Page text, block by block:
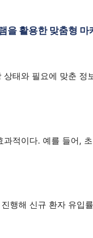
을 활용한 맞춤형 마
태와 필요에 맞춘
적이다. 예를 들어,
행해 신규 환자 유입